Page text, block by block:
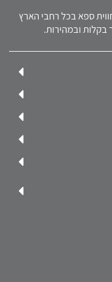
להנות מחווית ספא בכל רחבי הארץ
בקלות ובמהירות.